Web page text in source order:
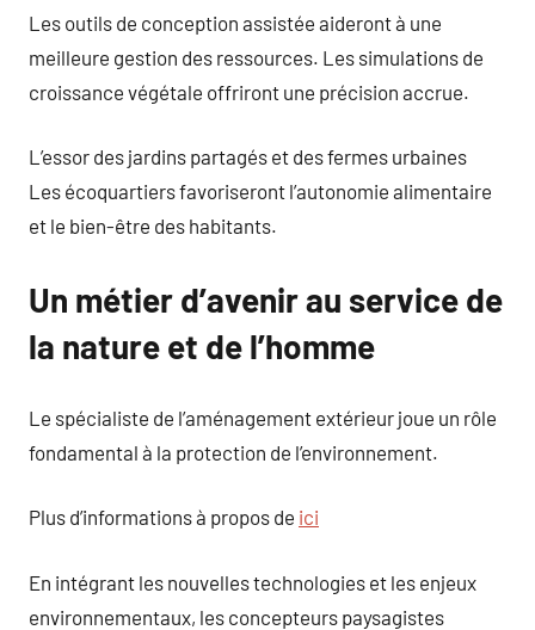
Les outils de conception assistée aideront à une
meilleure gestion des ressources. Les simulations de
croissance végétale offriront une précision accrue.
L’essor des jardins partagés et des fermes urbaines
Les écoquartiers favoriseront l’autonomie alimentaire
et le bien-être des habitants.
Un métier d’avenir au service de
la nature et de l’homme
Le spécialiste de l’aménagement extérieur joue un rôle
fondamental à la protection de l’environnement.
Plus d’informations à propos de ici
En intégrant les nouvelles technologies et les enjeux
environnementaux, les concepteurs paysagistes